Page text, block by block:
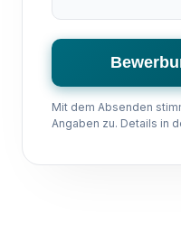
Mit dem Absenden
Angaben zu. Details in